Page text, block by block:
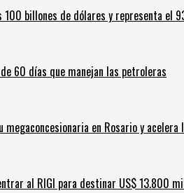
billones de dólares y representa el
60 días que manejan las petroleras
en Rosario y
al RIGI para destinar US$ 13.800